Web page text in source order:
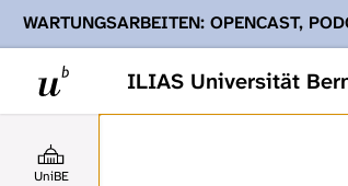
ILIAS Universität
WARTUNGSARBEITEN: OPENCAST,
Ihnen Podcasts, Opencast-Videos und
UniBE